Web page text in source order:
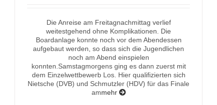
Die Anreise am Freitagnachmittag verlief
weitestgehend ohne Komplikationen. Die
Boardanlage konnte noch vor dem Abendessen
aufgebaut werden, so dass sich die Jugendlichen
noch am Abend einspielen
konnten.Samstagmorgens ging es dann zuerst mit
dem Einzelwettbewerb Los. Hier qualifizierten sich
Nietsche (DVB) und Schmutzler (HDV) für das Finale
ammehr